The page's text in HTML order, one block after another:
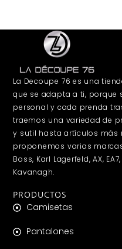
La Decoupe 76 es una
que se adapta a ti, porque
personal y cada prenda
traemos una variedad de
y sutil hasta artículos más
proponemos varias
Boss, Karl Lagerfeld, AX,
Kavanagh.
PRODUCTOS
Camisetas
Pantalones